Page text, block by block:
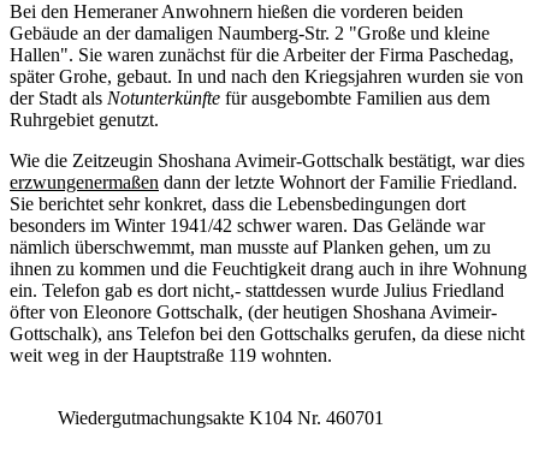
Bei den Hemeraner Anwohnern hießen die vorderen beiden
Gebäude an der damaligen Naumberg-Str. 2 "Große und kleine
Hallen". Sie waren zunächst für die Arbeiter der Firma Paschedag,
später Grohe, gebaut. In und nach den Kriegsjahren wurden sie von
der Stadt als Notunterkünfte für ausgebombte Familien aus dem
Ruhrgebiet genutzt.
Wie die Zeitzeugin Shoshana Avimeir-Gottschalk bestätigt, war dies
erzwungenermaßen dann der letzte Wohnort der Familie Friedland.
Sie berichtet sehr konkret, dass die Lebensbedingungen dort
besonders im Winter 1941/42 schwer waren. Das Gelände war
nämlich überschwemmt, man musste auf Planken gehen, um zu
ihnen zu kommen und die Feuchtigkeit drang auch in ihre Wohnung
ein. Telefon gab es dort nicht,- stattdessen wurde Julius Friedland
öfter von Eleonore Gottschalk, (der heutigen Shoshana Avimeir-
Gottschalk), ans Telefon bei den Gottschalks gerufen, da diese nicht
weit weg in der Hauptstraße 119 wohnten.
Wiedergutmachungsakte K104 Nr. 460701